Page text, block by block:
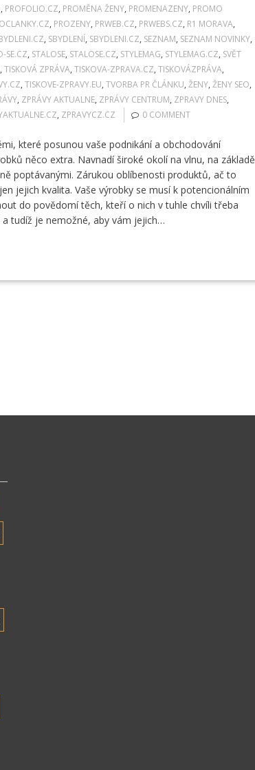
, PROFOLIO.CZ, PROMĚNA ŽENY, PROMENAZENY, PROMO
, PROZENY, PRWEB.CZ, PRWEBS.CZ, R1 MORAVA,
, SBYDLENÍ, SBYDLENI.CZ, SEZNAM, SEZNAM NOVINKY,
SE.CZ, STALOSE, STALOSE.CZ, STYLEMAG, STYLEMAG.CZ, SVĚT
, TISKOVÁ ZPRÁVA, TISKOVA-ZPRAVA.CZ, TISKOVÁZPRÁVA,
, TISKOVE-ZPRAVY.EU, TVORBA PR ČLÁNKU, ŽENY, ŽENY SEO,
, ZPRÁVY AKTUALNE, ZPRÁVY CENTRUM, ZPRAVY DNES,
, ZPRAVYCZ.CZ 0 COMMENT
které posunou vaše podnikání a obchodování
něco extra. Navnadí široké okolí na vlnu, na základě
poptávanými. Zárukou oblíbenosti produktů, ač to
jejich kvalita. Vaše výrobky se musí k potencionálním
do povědomí těch, kteří o nich v tuhle chvíli třeba
tudíž je nemožné, aby vám jejich…